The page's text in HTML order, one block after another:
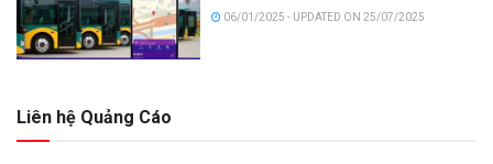
06/01/2025 - UPDATED ON 25/07/2025
Liên hệ Quảng Cáo